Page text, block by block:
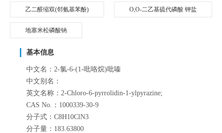
乙二醛缩双(邻氨基苯酚) O,O-二乙基硫代磷酸 钾盐
地塞米松磷酸钠
基本信息
中文名：2-氯-6-(1-吡咯烷)吡嗪
中文别名：
英文名称：2-Chloro-6-pyrrolidin-1-ylpyrazine;
CAS No.：1000339-30-9
分子式：C8H10ClN3
分子量：183.63800